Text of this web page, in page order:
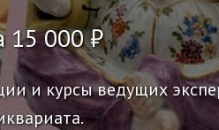
15 000 ₽
и курсы ведущих